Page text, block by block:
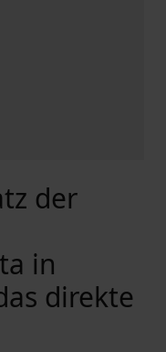
der
in
direkte